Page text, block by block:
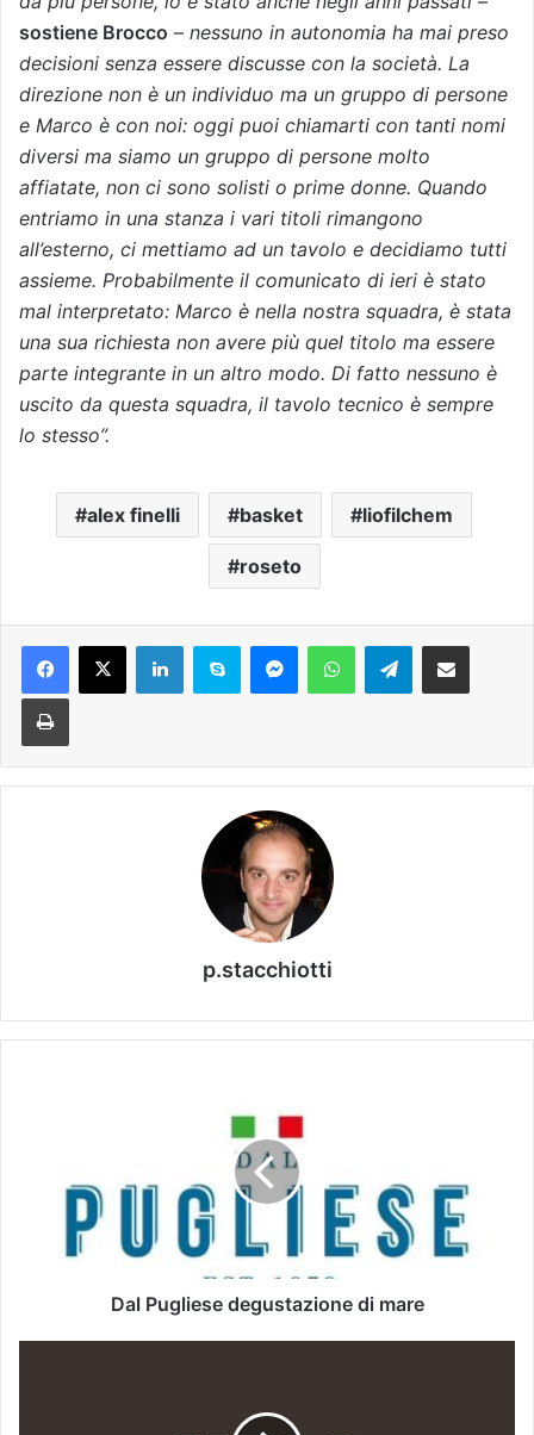
sostiene Brocco – nessuno in autonomia ha mai preso
decisioni senza essere discusse con la società. La
direzione non è un individuo ma un gruppo di persone
e Marco è con noi: oggi puoi chiamarti con tanti nomi
diversi ma siamo un gruppo di persone molto
affiatate, non ci sono solisti o prime donne. Quando
entriamo in una stanza i vari titoli rimangono
all’esterno, ci mettiamo ad un tavolo e decidiamo tutti
assieme. Probabilmente il comunicato di ieri è stato
mal interpretato: Marco è nella nostra squadra, è stata
una sua richiesta non avere più quel titolo ma essere
parte integrante in un altro modo. Di fatto nessuno è
uscito da questa squadra, il tavolo tecnico è sempre
lo stesso”.
alex finelli basket liofilchem
roseto
Telegram
p.stacchiotti
Dal Pugliese degustazione di mare